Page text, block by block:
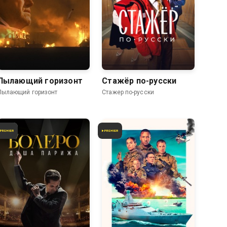
горизонт
горизонт
Стажёр по-русски
Стажер по-русски